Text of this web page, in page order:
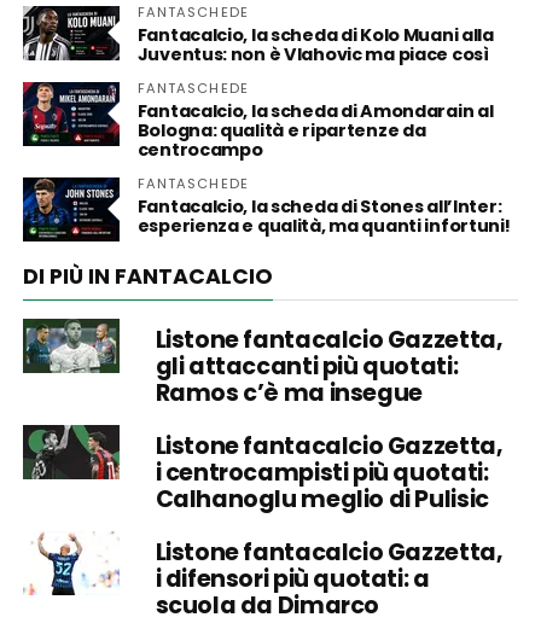
FANTASCHEDE
Fantacalcio, la scheda di Kolo Muani alla
Juventus: non è Vlahovic ma piace così
FANTASCHEDE
Fantacalcio, la scheda di Amondarain al
Bologna: qualità e ripartenze da
centrocampo
FANTASCHEDE
Fantacalcio, la scheda di Stones all’Inter:
esperienza e qualità, ma quanti infortuni!
DI PIÙ IN FANTACALCIO
Listone fantacalcio Gazzetta,
gli attaccanti più quotati:
Ramos c’è ma insegue
Listone fantacalcio Gazzetta,
i centrocampisti più quotati:
Calhanoglu meglio di Pulisic
Listone fantacalcio Gazzetta,
i difensori più quotati: a
scuola da Dimarco